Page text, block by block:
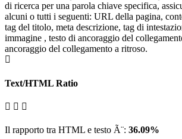
di ricerca per una parola chiave specifica,
alcuni o tutti i seguenti: URL della pagina,
tag del titolo, meta descrizione, tag di
immagine , testo di ancoraggio del
ancoraggio del collegamento a ritroso.
Text/HTML Ratio
Il rapporto tra HTML e testo Ã¨: 36.09%